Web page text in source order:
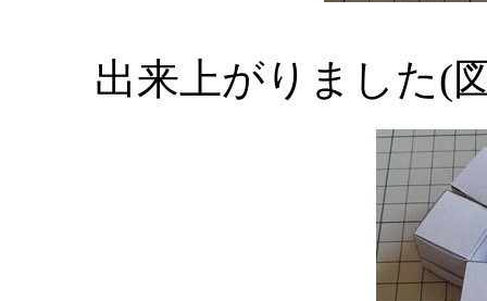
出来上がりました(